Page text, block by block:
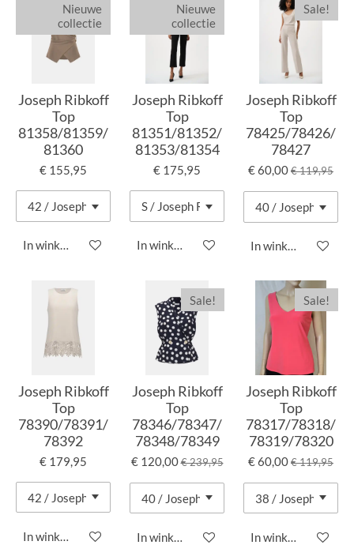
Nieuwe
collectie
Joseph Ribkoff
Top
81358/81359/
81360
€ 155,95
In winkelwagen
Nieuwe
collectie
Joseph Ribkoff
Top
81351/81352/
81353/81354
€ 175,95
In winkelwagen
Sale!
Joseph Ribkoff
Top
78425/78426/
78427
€ 60,00€ 119,95
In winkelwagen
Joseph Ribkoff
Top
78390/78391/
78392
€ 179,95
In winkelwagen
Sale!
Joseph Ribkoff
Top
78346/78347/
78348/78349
€ 120,00€ 239,95
In winkelwagen
Sale!
Joseph Ribkoff
Top
78317/78318/
78319/78320
€ 60,00€ 119,95
In winkelwagen